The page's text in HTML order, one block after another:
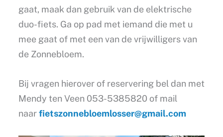
gaat, maak dan gebruik van de elektrische
duo-fiets. Ga op pad met iemand die met u
mee gaat of met een van de vrijwilligers van
de Zonnebloem.
Bij vragen hierover of reservering bel dan met
Mendy ten Veen 053-5385820 of mail
naarfietszonnebloemlosser@gmail.com